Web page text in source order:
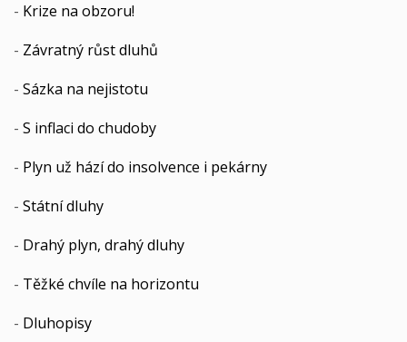
- Krize na obzoru!
- Závratný růst dluhů
- Sázka na nejistotu
- S inflaci do chudoby
- Plyn už hází do insolvence i pekárny
- Státní dluhy
- Drahý plyn, drahý dluhy
- Těžké chvíle na horizontu
- Dluhopisy